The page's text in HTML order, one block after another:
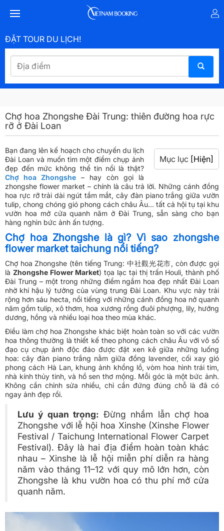
ĐẶT TOUR DU LỊCH!
Chợ hoa Zhongshe Đài Trung: thiên đường hoa rực
rỡ ở Đài Loan
Mục lục [Hiện]
Bạn đang lên kế hoạch cho chuyến du lịch
Đài Loan và muốn tìm một điểm chụp ảnh
đẹp đến mức không thể tin nổi là thật?
Chợ hoa Zhongshe – hay còn gọi là
zhongshe flower market – chính là câu trả lời. Những cánh đồng
hoa rực rỡ trải dài ngút tầm mắt, cây đàn piano trắng giữa vườn
tulip, chong chóng gió phong cách châu Âu… tất cả hội tụ tại khu
vườn hoa mở cửa quanh năm ở Đài Trung, sẵn sàng cho bạn
hàng nghìn bức ảnh ấn tượng.
Chợ hoa Zhongshe là gì? Vì sao zhongshe
flower market taichung nổi tiếng?
Chợ hoa Zhongshe (tên tiếng Trung: 中社觀光花市, còn được gọi
là Zhongshe Flower Market) tọa lạc tại thị trấn Houli, thành phố
Đài Trung – một trong những điểm ngắm hoa đẹp nhất Đài Loan
nhờ khí hậu lý tưởng của vùng trung Đài Loan. Khu vực này trải
rộng hơn sáu hecta, nổi tiếng với những cánh đồng hoa nở quanh
năm gồm tulip, xô thơm, hoa xương rồng đuôi phượng, lily, hướng
dương, hồng và nhiều loại hoa theo mùa khác.
Điều làm chợ hoa Zhongshe khác biệt hoàn toàn so với các vườn
hoa thông thường là thiết kế theo phong cách châu Âu với vô số
đạo cụ chụp ảnh độc đáo được đặt xen kẽ giữa những luống
hoa: cây đàn piano trắng nằm giữa đồng lavender, cối xay gió
phong cách Hà Lan, khung ảnh khổng lồ, vòm hoa hình trái tim,
nhà kính thủy tinh, và hồ sen thơ mộng. Mỗi góc là một bức ảnh.
Không cần chỉnh sửa nhiều, chỉ cần đứng đúng chỗ là đã có
ngay ảnh đẹp rồi.
Lưu ý quan trọng: Đừng nhầm lẫn chợ hoa
Zhongshe với lễ hội hoa Xinshe (Xinshe Flower
Festival / Taichung International Flower Carpet
Festival). Đây là hai địa điểm hoàn toàn khác
nhau – Xinshe là lễ hội miễn phí diễn ra hàng
năm vào tháng 11–12 với quy mô lớn hơn, còn
Zhongshe là khu vườn hoa có thu phí mở cửa
quanh năm.